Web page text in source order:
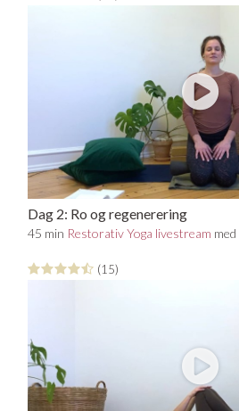
Dag 2: Ro og regenerering
45 min Restorativ Yoga livestream med
(15)